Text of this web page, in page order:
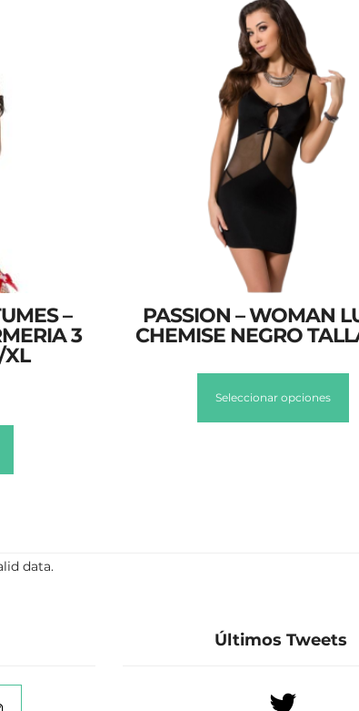
–
3
XL
PASSION – WOMAN
CHEMISE NEGRO
Seleccionar opciones
data.
Últimos Tweets